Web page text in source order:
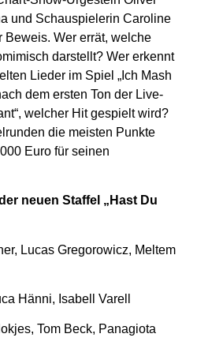
und Schauspielerin Caroline
Beweis. Wer errät, welche
darstellt? Wer erkennt
Lieder im Spiel „Ich Mash
dem ersten Ton der Live-
welcher Hit gespielt wird?
die meisten Punkte
Euro für seinen
neuen Staffel „Hast Du
Lucas Gregorowicz, Meltem
Hänni, Isabell Varell
Tom Beck, Panagiota